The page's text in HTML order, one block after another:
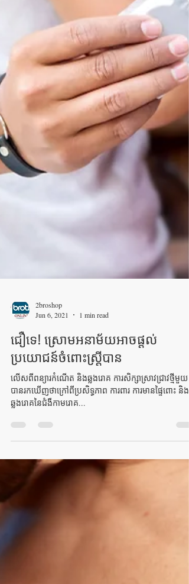
Jun 6, 2021
1 min read
ជឿទេ! ស្រោមអនាម័យអាចផ្តល់
ប្រយោជន៍ចំពោះស្រ្តីបាន
លើសពីពន្យារកំណើត និងឆ្លងរោគ ការសិក្សាស្រាវជ្រាវថ្មីមួយ
បានរកឃើញថាក្រៅពីប្រសិទ្ធភាព ការពារ ការមានផ្ទៃពោះ និងក
ឆ្លងរោគនៃជំងឺកាមរោគ...